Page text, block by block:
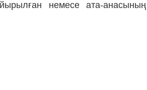
немесе ата-анасының